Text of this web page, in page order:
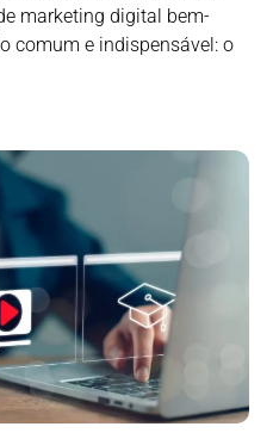
marketing digital bem-
comum e indispensável: o